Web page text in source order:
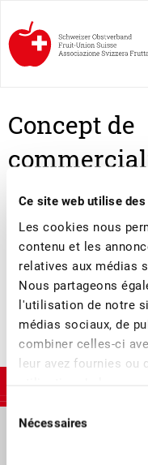
Ce site web utilise
Les cookies nous
contenu et les
relatives aux médias
Nous partageons
l'utilisation de notre
médias sociaux, de
combiner celles-ci
leur avez fournies ou
Sélection
Nécessaires
Concept de
CONCEPT DE
ABRICOTS 2020